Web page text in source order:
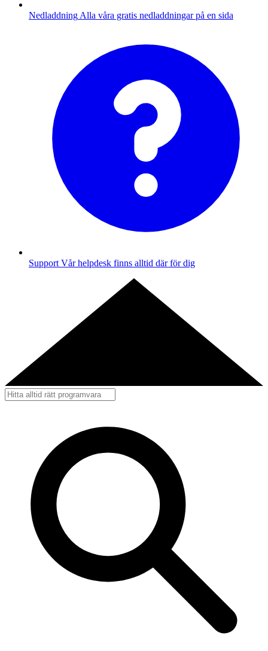
Nedladdning Alla våra gratis nedladdningar på en sida
Support Vår helpdesk finns alltid där för dig